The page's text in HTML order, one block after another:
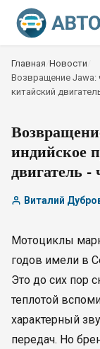
Главная Новости
Возвращение Jawa:
китайский
индийское
двигатель -
Виталий
Мотоциклы
годов имели в
Это до сих пор
теплотой
характерный
передач. Но